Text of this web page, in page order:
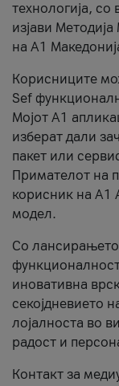
технологија, со
изјави
на А1
Корисниците
Sef
Мојот А1
изберат дали
пакет или
Примателот на
корисник на А1
модел.
Со
иновативна
секојдневието
лојалноста во
радост и
Контакт за